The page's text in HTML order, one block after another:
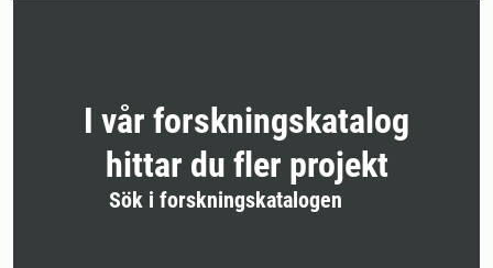
I vår forskningskatalog
hittar du fler projekt
Sök i forskningskatalogen